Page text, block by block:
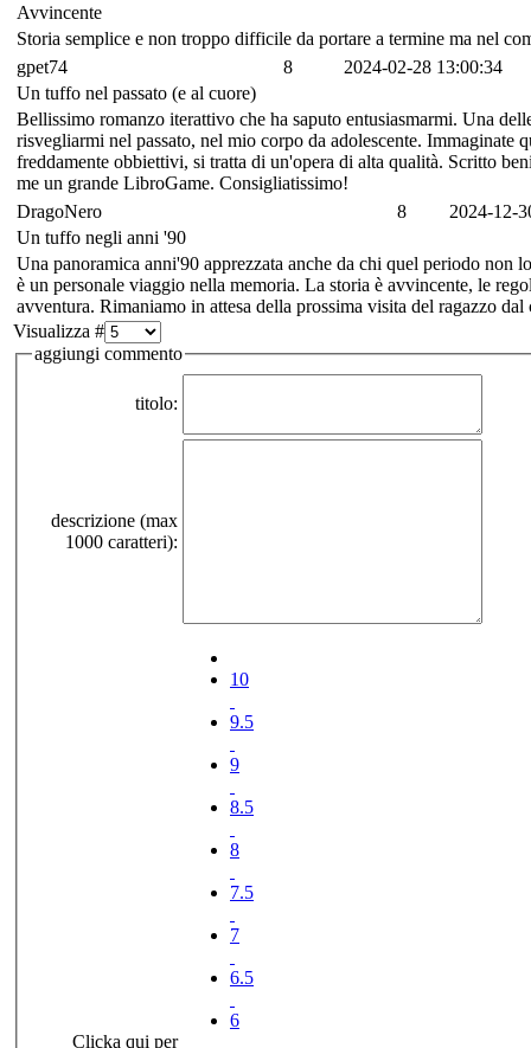
Avvincente
Storia semplice e non troppo difficile da portare a termine ma nel
gpet74
8
2024-02-28 13:00:34
Un tuffo nel passato (e al cuore)
Bellissimo romanzo iterattivo che ha saputo entusiasmarmi. Una
risvegliarmi nel passato, nel mio corpo da adolescente.
freddamente obbiettivi, si tratta di un'opera di alta qualità. Scritto
me un grande LibroGame. Consigliatissimo!
DragoNero
8
2024-12-
Un tuffo negli anni '90
Una panoramica anni'90 apprezzata anche da chi quel periodo non
è un personale viaggio nella memoria. La storia è avvincente, le
avventura. Rimaniamo in attesa della prossima visita del ragazzo dal
Visualizza #
aggiungi commento
titolo:
descrizione (max
1000 caratteri):
Clicka qui per
10
9.5
9
8.5
8
7.5
7
6.5
6